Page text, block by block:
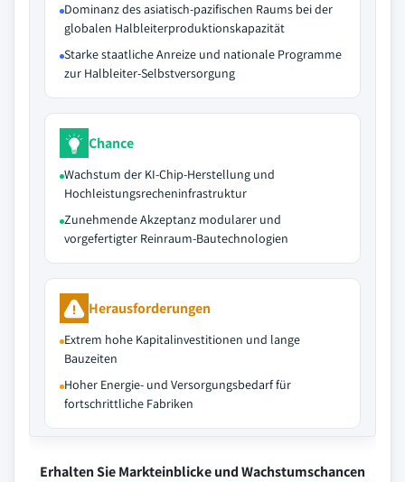
Dominanz des asiatisch-pazifischen Raums bei der
globalen Halbleiterproduktionskapazität
Starke staatliche Anreize und nationale Programme
zur Halbleiter-Selbstversorgung
Chance
Wachstum der KI-Chip-Herstellung und
Hochleistungsrecheninfrastruktur
Zunehmende Akzeptanz modularer und
vorgefertigter Reinraum-Bautechnologien
Herausforderungen
Extrem hohe Kapitalinvestitionen und lange
Bauzeiten
Hoher Energie- und Versorgungsbedarf für
fortschrittliche Fabriken
Erhalten Sie Markteinblicke und Wachstumschancen